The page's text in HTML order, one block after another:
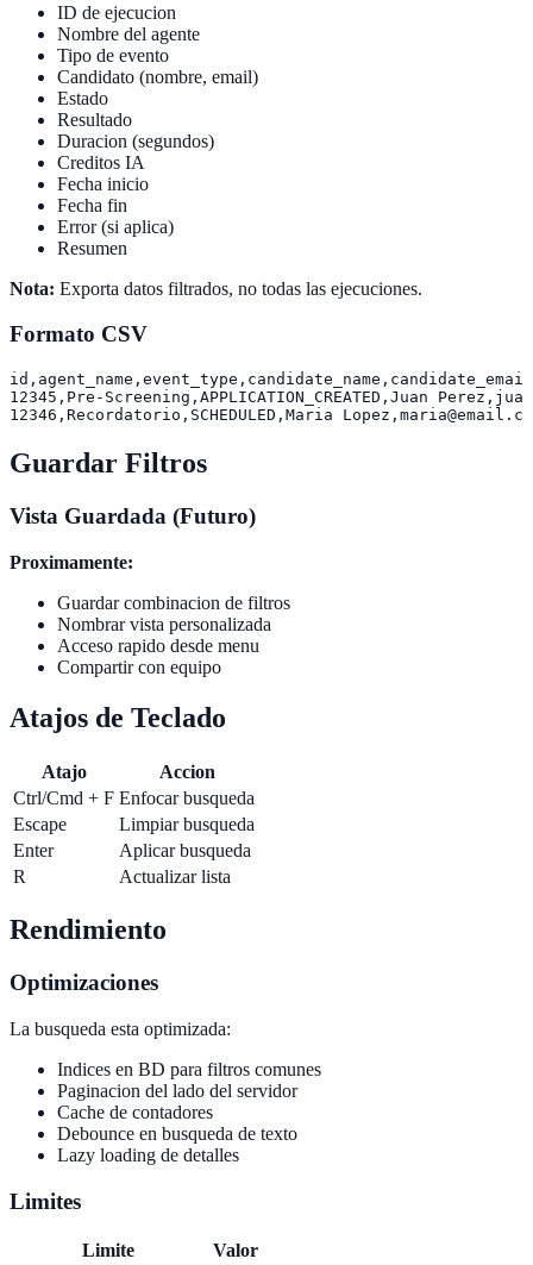
ID de ejecucion
Nombre del agente
Tipo de evento
Candidato (nombre, email)
Estado
Resultado
Duracion (segundos)
Creditos IA
Fecha inicio
Fecha fin
Error (si aplica)
Resumen
Nota: Exporta datos filtrados, no todas las ejecuciones.
Formato CSV
12345,Pre-Screening,APPLICATION_CREATED,Juan
Guardar Filtros
Vista Guardada (Futuro)
Proximamente:
Guardar combinacion de filtros
Nombrar vista personalizada
Acceso rapido desde menu
Compartir con equipo
Atajos de Teclado
Atajo
Accion
Ctrl/Cmd + F Enfocar busqueda
Escape
Limpiar busqueda
Enter
Aplicar busqueda
R
Actualizar lista
Rendimiento
Optimizaciones
La busqueda esta optimizada:
Indices en BD para filtros comunes
Paginacion del lado del servidor
Cache de contadores
Debounce en busqueda de texto
Lazy loading de detalles
Limites
Limite Valor